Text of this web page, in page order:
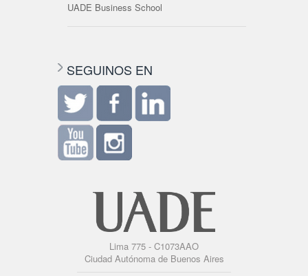
UADE Business School
SEGUINOS EN
Lima 775 - C1073AAO
Ciudad Autónoma de Buenos Aires